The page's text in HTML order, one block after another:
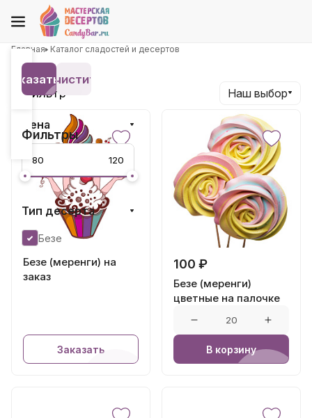
Главная Каталог сладостей и десертов
Безе (меренги) на
заказ
Заказать
100 ₽
Безе (меренги)
цветные на палочке
В корзину
Наш выбор
Фильтр
Фильтры
Цена
Тип десерта
Безе
Показать 14
Очистить